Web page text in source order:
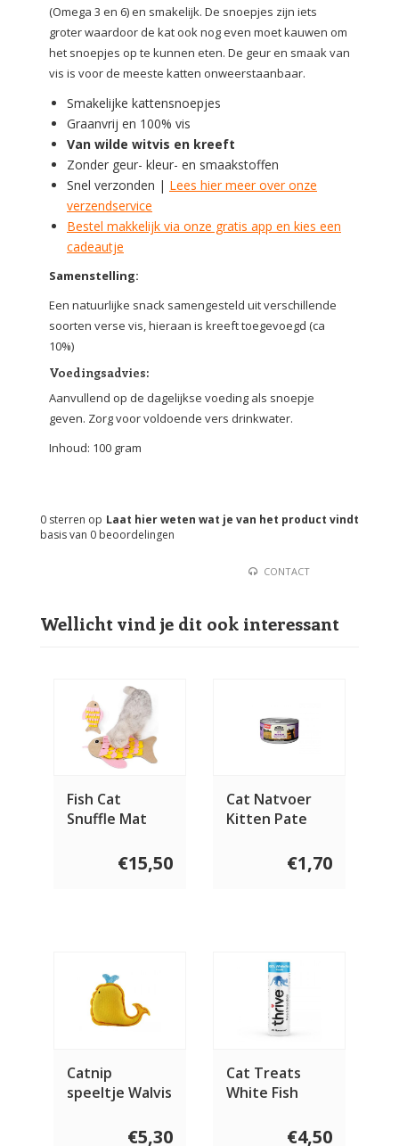
(Omega 3 en 6) en smakelijk. De snoepjes zijn iets
groter waardoor de kat ook nog even moet kauwen om
het snoepjes op te kunnen eten. De geur en smaak van
vis is voor de meeste katten onweerstaanbaar.
Smakelijke kattensnoepjes
Graanvrij en 100% vis
Van wilde witvis en kreeft
Zonder geur- kleur- en smaakstoffen
Snel verzonden | Lees hier meer over onze
verzendservice
Bestel makkelijk via onze gratis app en kies een
cadeautje
Samenstelling:
Een natuurlijke snack samengesteld uit verschillende
soorten verse vis, hieraan is kreeft toegevoegd (ca
10%)
Voedingsadvies:
Aanvullend op de dagelijkse voeding als snoepje
geven. Zorg voor voldoende vers drinkwater.
Inhoud: 100 gram
Laat hier weten wat je van het product vindt
0 sterren op
basis van 0 beoordelingen
CONTACT
Wellicht vind je dit ook interessant
Fish Cat
Snuffle Mat
€15,50
Cat Natvoer
Kitten Pate
€1,70
Catnip
speeltje Walvis
€5,30
Cat Treats
White Fish
€4,50